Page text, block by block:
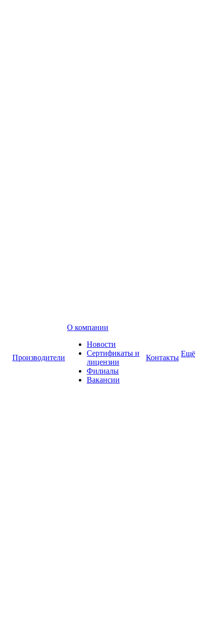
Производители
О компании
Новости
Сертификаты и
лицензии
Филиалы
Вакансии
Контакты Ещё